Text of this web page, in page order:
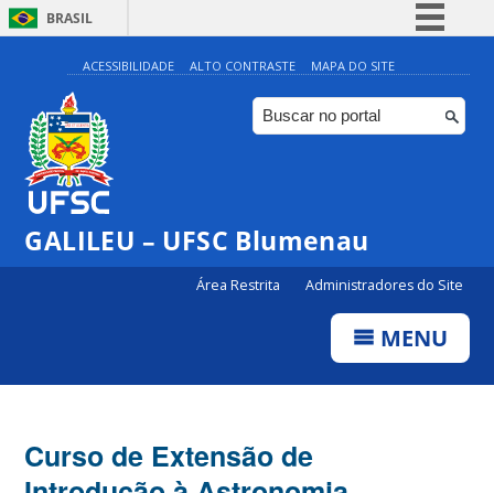
BRASIL
Simplifique!
Comunica BR
Participe
Canais
ACESSIBILIDADE ALTO CONTRASTE MAPA DO SITE
GALILEU – UFSC Blumenau
Área Restrita Administradores do Site
MENU
Curso de Extensão de